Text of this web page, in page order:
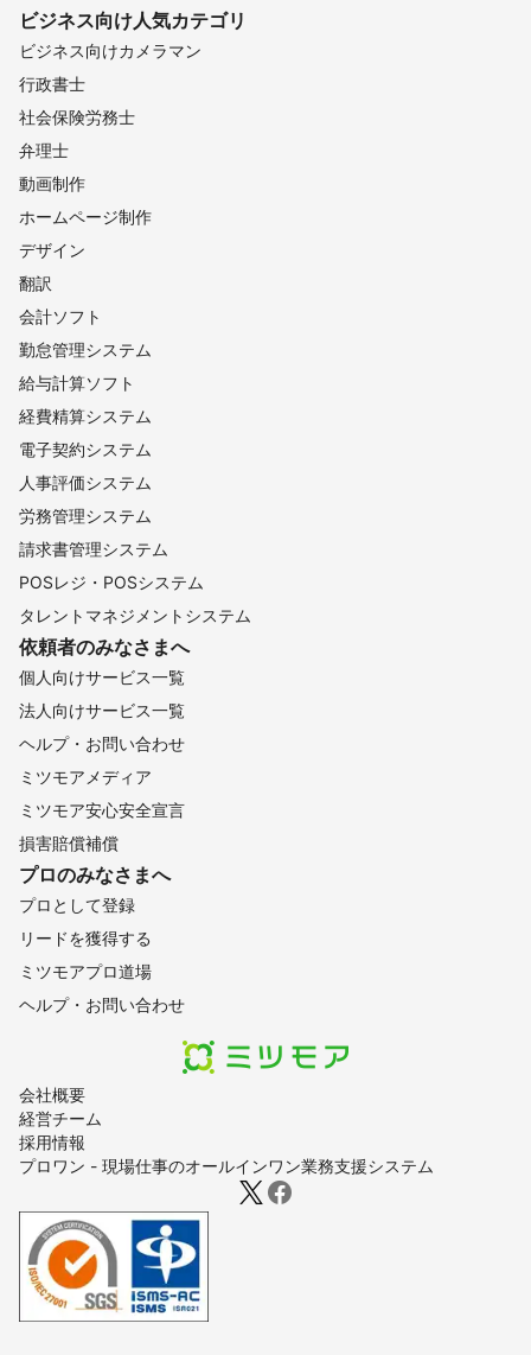
会社概要
経営チーム
採用情報
プロワン - 現場仕事のオールインワン業務支援システム
ビジネス向け人気カテゴリ
ビジネス向けカメラマン
行政書士
社会保険労務士
弁理士
動画制作
ホームページ制作
デザイン
翻訳
会計ソフト
勤怠管理システム
給与計算ソフト
経費精算システム
電子契約システム
人事評価システム
労務管理システム
請求書管理システム
POSレジ・POSシステム
タレントマネジメントシステム
依頼者のみなさまへ
個人向けサービス一覧
法人向けサービス一覧
ヘルプ・お問い合わせ
ミツモアメディア
ミツモア安心安全宣言
損害賠償補償
プロのみなさまへ
プロとして登録
リードを獲得する
ミツモアプロ道場
ヘルプ・お問い合わせ